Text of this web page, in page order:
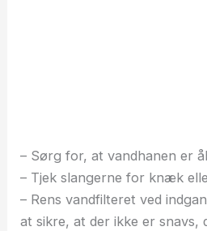
– Sørg for, at vandhanen er
– Tjek slangerne for knæk
– Rens vandfilteret ved
at sikre, at der ikke er snavs,